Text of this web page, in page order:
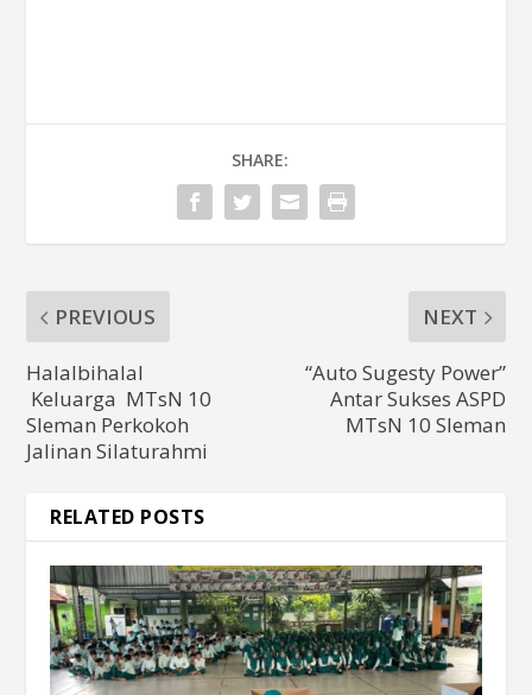
SHARE:
PREVIOUS
Halalbihalal
Keluarga MTsN 10
Sleman Perkokoh
Jalinan Silaturahmi
NEXT
“Auto Sugesty Power”
Antar Sukses ASPD
MTsN 10 Sleman
RELATED POSTS